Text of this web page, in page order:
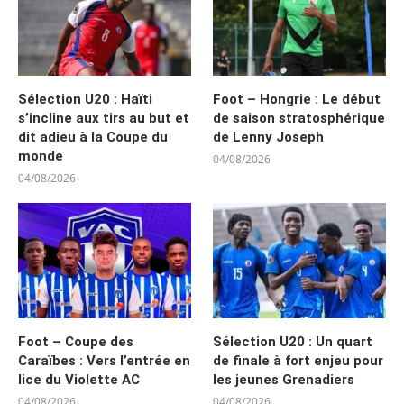
Sélection U20 : Haïti
s’incline aux tirs au but et
dit adieu à la Coupe du
monde
04/08/2026
Foot – Hongrie : Le début
de saison stratosphérique
de Lenny Joseph
04/08/2026
Foot – Coupe des
Caraïbes : Vers l’entrée en
lice du Violette AC
Sélection U20 : Un quart
de finale à fort enjeu pour
les jeunes Grenadiers